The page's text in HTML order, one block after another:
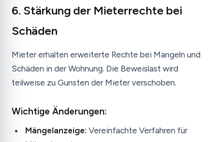
6. Stärkung der Mieterrechte bei
Schäden
Mieter erhalten erweiterte Rechte bei Mängeln und
Schäden in der Wohnung. Die Beweislast wird
teilweise zu Gunsten der Mieter verschoben.
Wichtige Änderungen:
Mängelanzeige: Vereinfachte Verfahren für